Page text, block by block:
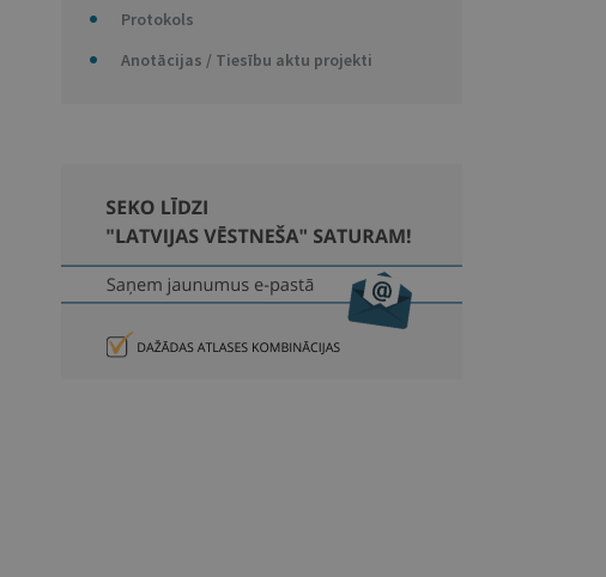
Protokols
Anotācijas / Tiesību aktu projekti